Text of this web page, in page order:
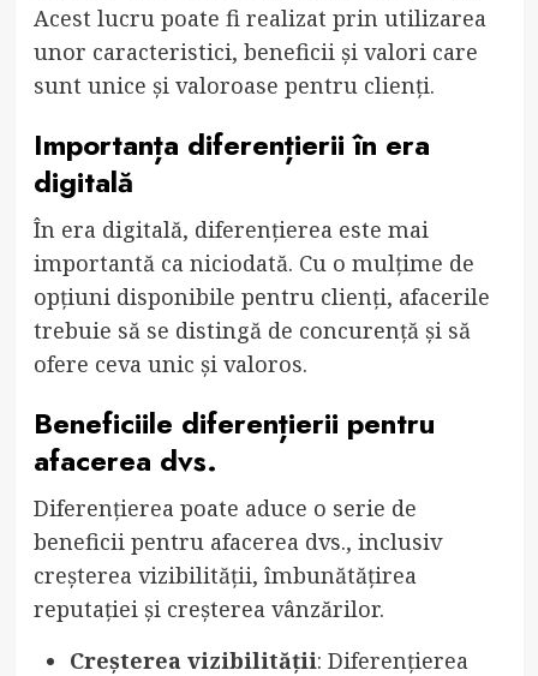
Acest lucru poate fi realizat prin utilizarea
unor caracteristici, beneficii și valori care
sunt unice și valoroase pentru clienți.
Importanța diferențierii în era
digitală
În era digitală, diferențierea este mai
importantă ca niciodată. Cu o mulțime de
opțiuni disponibile pentru clienți, afacerile
trebuie să se distingă de concurență și să
ofere ceva unic și valoros.
Beneficiile diferențierii pentru
afacerea dvs.
Diferențierea poate aduce o serie de
beneficii pentru afacerea dvs., inclusiv
creșterea vizibilității, îmbunătățirea
reputației și creșterea vânzărilor.
Creșterea vizibilității: Diferențierea